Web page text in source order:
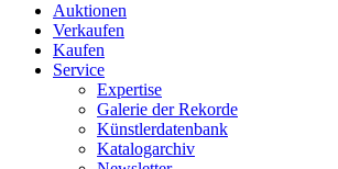
Auktionen
Verkaufen
Kaufen
Service
Expertise
Galerie der Rekorde
Künstlerdatenbank
Katalogarchiv